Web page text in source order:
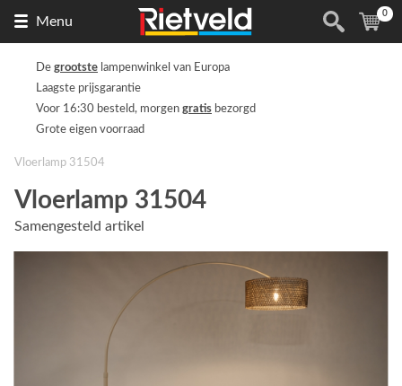
Menu
de
(
0
De grootste lampenwinkel van Europa
Laagste prijsgarantie
Voor 16:30 besteld, morgen gratis bezorgd
Grote eigen voorraad
Vloerlamp 31504
Vloerlamp 31504
Samengesteld artikel